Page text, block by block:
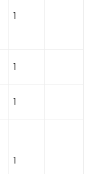
1
1
1
1